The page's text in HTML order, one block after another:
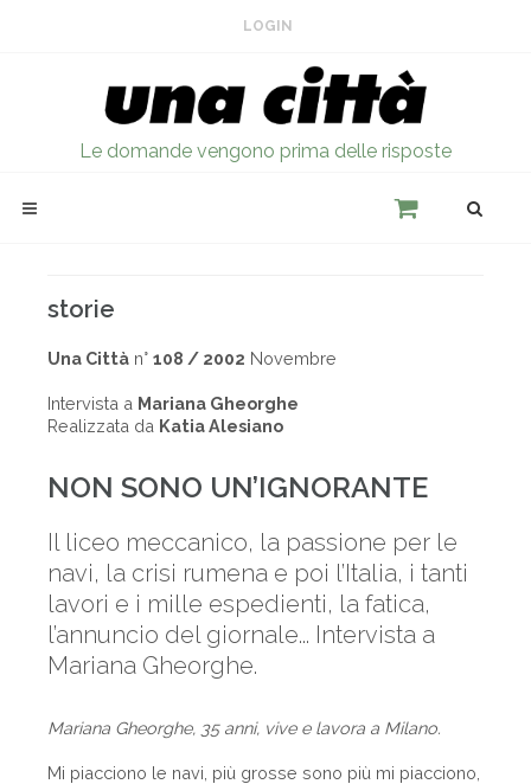
LOGIN
Le domande vengono prima delle risposte
storie
Una Città n° 108 / 2002 Novembre
Intervista a Mariana Gheorghe
Realizzata da Katia Alesiano
NON SONO UN’IGNORANTE
Il liceo meccanico, la passione per le
navi, la crisi rumena e poi l’Italia, i tanti
lavori e i mille espedienti, la fatica,
l’annuncio del giornale... Intervista a
Mariana Gheorghe.
Mariana Gheorghe, 35 anni, vive e lavora a Milano.
Mi piacciono le navi, più grosse sono più mi piacciono,